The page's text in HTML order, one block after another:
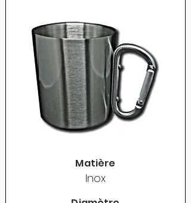
Matière
Inox